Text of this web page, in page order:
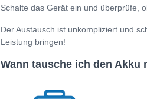
Schalte das Gerät ein und überprüfe,
Der Austausch ist unkompliziert und
Leistung bringen!
Wann tausche ich den Akku